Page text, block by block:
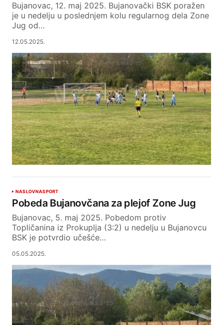
Bujanovac, 12. maj 2025. Bujanovački BSK poražen
je u nedelju u poslednjem kolu regularnog dela Zone
Jug od…
12.05.2025.
NASLOVNASPORT
Pobeda Bujanovčana za plejof Zone Jug
Bujanovac, 5. maj 2025. Pobedom protiv
Topličanina iz Prokuplja (3:2) u nedelju u Bujanovcu
BSK je potvrdio učešće…
05.05.2025.